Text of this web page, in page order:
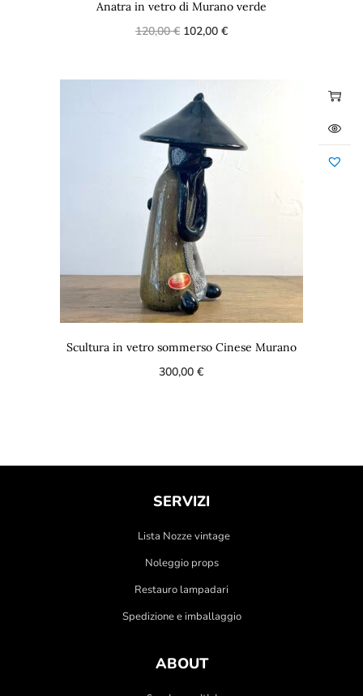
Anatra in vetro di Murano verde
120,00€ 102,00 €
Scultura in vetro sommerso Cinese Murano
300,00€
SERVIZI
Lista Nozze vintage
Noleggio props
Restauro lampadari
Spedizione e imballaggio
ABOUT